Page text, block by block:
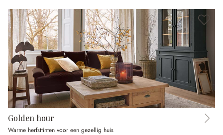
Golden hour
Warme herfsttinten voor een gezellig huis